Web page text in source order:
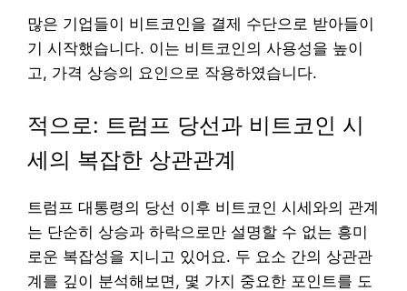
많은 기업들이 비트코인을 결제 수단으로 받아들이
기 시작했습니다. 이는 비트코인의 사용성을 높이
고, 가격 상승의 요인으로 작용하였습니다.
적으로: 트럼프 당선과 비트코인 시
세의 복잡한 상관관계
트럼프 대통령의 당선 이후 비트코인 시세와의 관계
는 단순히 상승과 하락으로만 설명할 수 없는 흥미
로운 복잡성을 지니고 있어요. 두 요소 간의 상관관
계를 깊이 분석해보면, 몇 가지 중요한 포인트를 도